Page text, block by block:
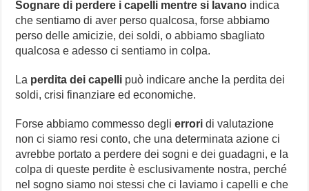
Sognare di perdere i capelli mentre si lavano indica
che sentiamo di aver perso qualcosa, forse abbiamo
perso delle amicizie, dei soldi, o abbiamo sbagliato
qualcosa e adesso ci sentiamo in colpa.
La perdita dei capelli può indicare anche la perdita dei
soldi, crisi finanziare ed economiche.
Forse abbiamo commesso deglierrori di valutazione
non ci siamo resi conto, che una determinata azione ci
avrebbe portato a perdere dei sogni e dei guadagni, e la
colpa di queste perdite è esclusivamente nostra, perché
nel sogno siamo noi stessi che ci laviamo i capelli e che